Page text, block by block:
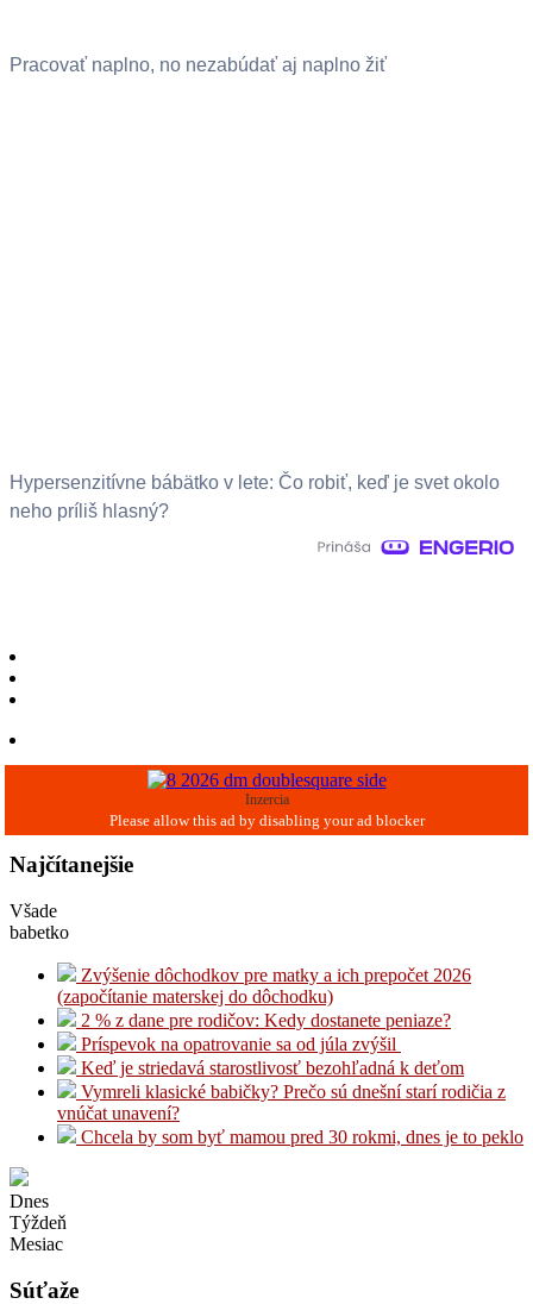
Pracovať naplno, no nezabúdať aj naplno žiť
Hypersenzitívne bábätko v lete: Čo robiť, keď je svet okolo
neho príliš hlasný?
Inzercia
Najčítanejšie
Všade
babetko
Zvýšenie dôchodkov pre matky a ich prepočet 2026
(započítanie materskej do dôchodku)
2 % z dane pre rodičov: Kedy dostanete peniaze?
Príspevok na opatrovanie sa od júla zvýšil
Keď je striedavá starostlivosť bezohľadná k deťom
Vymreli klasické babičky? Prečo sú dnešní starí rodičia z
vnúčat unavení?
Chcela by som byť mamou pred 30 rokmi, dnes je to peklo
Dnes
Týždeň
Mesiac
Súťaže